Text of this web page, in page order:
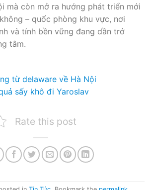
mà còn mở ra hướng phát triển mới
– quốc phòng khu vực, nơi
và tính bền vững đang dần trở
tâm.
từ delaware về Hà Nội
sấy khô đi Yaroslav
Rate this post